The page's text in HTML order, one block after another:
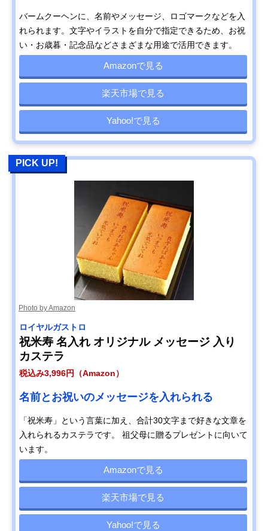
バームクーヘンに、名前やメッセージ、ロゴマークなどを入
れられます。文字やイラストを自分で指定できるため、お祝
い・お歳暮・記念品などさまざまな用途で活用できます。
Amazonで見る
楽天市場で見る
Yahoo!で見る
PICK UP!
Photo by Amazon
ロイヤルガストロ
祝米寿 名入れ オリジナル メッセージ 入り
カステラ
税込み3,996円（Amazon）
名前とお祝いのメッセージを入れられる
「祝米寿」という言葉に加え、合計30文字まで好きな文章を
入れられるカステラです。 祖父母に贈るプレゼントに向いて
います。
Amazonで見る
楽天市場で見る
Yahoo!で見る